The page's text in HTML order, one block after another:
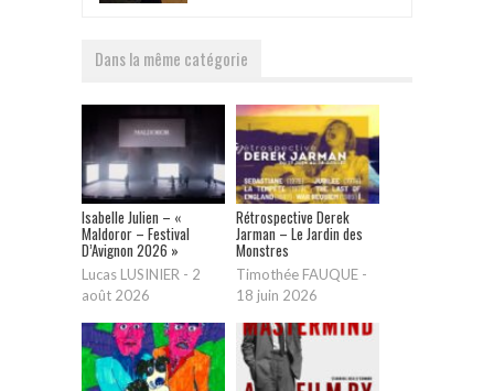
Dans la même catégorie
Isabelle Julien – «
Maldoror – Festival
D’Avignon 2026 »
Lucas LUSINIER - 2
août 2026
Rétrospective Derek
Jarman – Le Jardin des
Monstres
Timothée FAUQUE -
18 juin 2026